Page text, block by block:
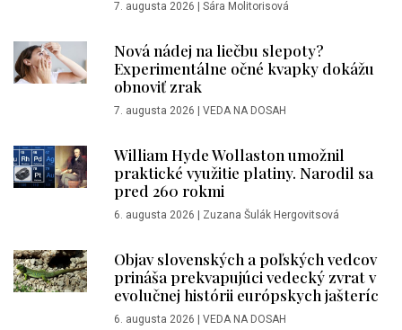
7. augusta 2026 Sára Molitorisová
Nová nádej na liečbu slepoty?
Experimentálne očné kvapky dokážu
obnoviť zrak
7. augusta 2026 VEDA NA DOSAH
William Hyde Wollaston umožnil
praktické využitie platiny. Narodil sa
pred 260 rokmi
6. augusta 2026 Zuzana Šulák Hergovitsová
Objav slovenských a poľských vedcov
prináša prekvapujúci vedecký zvrat v
evolučnej histórii európskych jašteríc
6. augusta 2026 VEDA NA DOSAH